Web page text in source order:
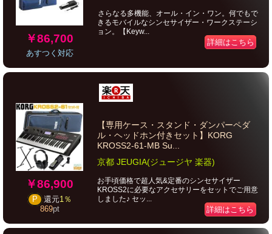
￥86,700
あすつく対応
さらなる多機能、オール・イン・ワン。何でもで
きるモバイルなシンセサイザー・ワークステーシ
ョン。【Keyw...
詳細はこちら
￥86,900
P 還元1％
869pt
【専用ケース・スタンド・ダンパーペダ
ル・ヘッドホン付きセット】KORG
KROSS2-61-MB Su...
京都 JEUGIA(ジュージヤ 楽器)
お手頃価格で超人気&定番のシンセサイザー
KROSS2に必要なアクセサリーをセットでご用意
しました♪ セッ...
詳細はこちら